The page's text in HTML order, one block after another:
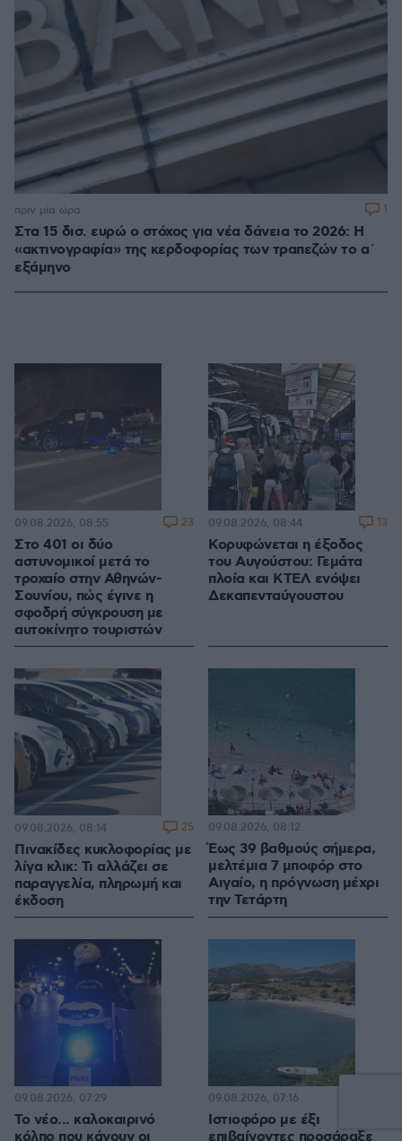
Στα 15 δισ. ευρώ ο στόχος για νέα δάνεια το 2026: Η
«ακτινογραφία» της κερδοφορίας των τραπεζών το α΄
εξάμηνο
πριν μία ώρα 1
Στο 401 οι δύο
αστυνομικοί μετά το
τροχαίο στην Αθηνών-
Σουνίου, πώς έγινε η
σφοδρή σύγκρουση με
αυτοκίνητο τουριστών
09.08.2026, 08:55 23
Κορυφώνεται η έξοδος
του Αυγούστου: Γεμάτα
πλοία και ΚΤΕΛ ενόψει
Δεκαπενταύγουστου
09.08.2026, 08:44 13
Πινακίδες κυκλοφορίας με
λίγα κλικ: Τι αλλάζει σε
παραγγελία, πληρωμή και
έκδοση
09.08.2026, 08:14 25
Έως 39 βαθμούς σήμερα,
μελτέμια 7 μποφόρ στο
Αιγαίο, η πρόγνωση μέχρι
την Τετάρτη
09.08.2026, 08:12
Το νέο... καλοκαιρινό
κόλπο που κάνουν οι
09.08.2026, 07:29
Ιστιοφόρο με έξι
επιβαίνοντες προσάραξε
09.08.2026, 07:16